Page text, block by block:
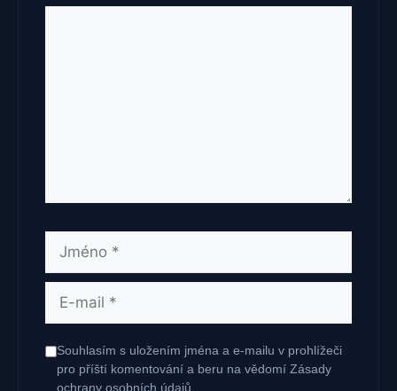
Jméno
Souhlasím s uložením jména a e-mailu v prohlížeči
pro příští komentování a beru na vědomí Zásady
ochrany osobních údajů.